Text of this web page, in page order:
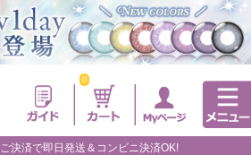
0
決済で即日発送＆コンビニ決済OK!